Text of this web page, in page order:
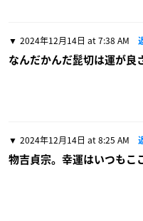
2024年12月14日 at 7:38 AM
なんだかんだ髭切は運が良
2024年12月14日 at 8:25 AM
物吉貞宗。幸運はいつもこ